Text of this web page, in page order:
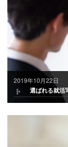
2019年10月22日
選ばれる就活